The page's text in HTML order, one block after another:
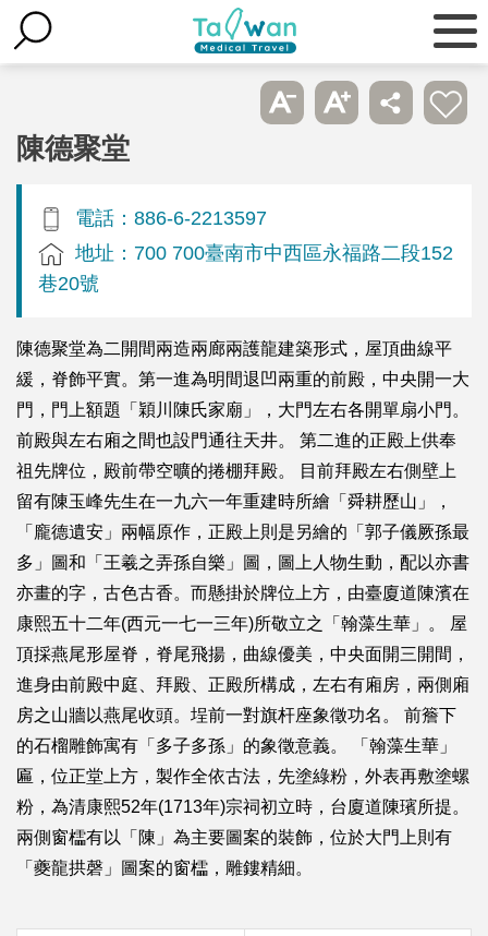
陳德聚堂
電話：886-6-2213597
地址：700 700臺南市中西區永福路二段152
巷20號
陳德聚堂為二開間兩造兩廊兩護龍建築形式，屋頂曲線平
緩，脊飾平實。第一進為明間退凹兩重的前殿，中央開一大
門，門上額題「穎川陳氏家廟」，大門左右各開單扇小門。
前殿與左右廂之間也設門通往天井。 第二進的正殿上供奉
祖先牌位，殿前帶空曠的捲棚拜殿。 目前拜殿左右側壁上
留有陳玉峰先生在一九六一年重建時所繪「舜耕歷山」，
「龐德遺安」兩幅原作，正殿上則是另繪的「郭子儀厥孫最
多」圖和「王羲之弄孫自樂」圖，圖上人物生動，配以亦書
亦畫的字，古色古香。而懸掛於牌位上方，由臺廈道陳濱在
康熙五十二年(西元一七一三年)所敬立之「翰藻生華」。 屋
頂採燕尾形屋脊，脊尾飛揚，曲線優美，中央面開三開間，
進身由前殿中庭、拜殿、正殿所構成，左右有廂房，兩側廂
房之山牆以燕尾收頭。埕前一對旗杆座象徵功名。 前簷下
的石榴雕飾寓有「多子多孫」的象徵意義。 「翰藻生華」
匾，位正堂上方，製作全依古法，先塗綠粉，外表再敷塗螺
粉，為清康熙52年(1713年)宗祠初立時，台廈道陳璸所提。
兩側窗櫺有以「陳」為主要圖案的裝飾，位於大門上則有
「夔龍拱磬」圖案的窗櫺，雕鏤精細。